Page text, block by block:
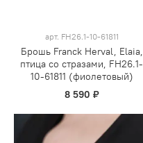
арт. FH26.1-10-61811
Брошь Franck Herval, Elaia,
птица со стразами, FH26.1-
10-61811 (фиолетовый)
8 590 ₽